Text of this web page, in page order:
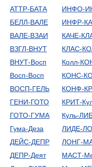
АТТР-БАТА
БЕЛЛ-ВАЛЕ
ВАЛЕ-ВЗАИ
ВЗГЛ-ВНУТ
ВНУТ-Восп
Восп-Восп
ВОСП-ГЕЛЬ
ГЕНИ-ГОТО
ГОТО-ГУМА
Гума-Деза
ДЕЙС-ДЕПР
ДЕПР-Деят
ИНФО-
ИНФР-
КАЧЕ-
КЛАС-
Колл-
КОНС-
КОНФ-
КРИТ-
Куль-
ЛИДЕ-
ЛОНГ-
МАСТ-